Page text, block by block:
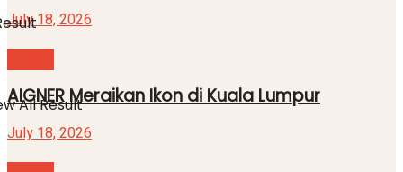
All Result
July 18, 2026
AIGNER Meraikan Ikon di Kuala Lumpur
July 18, 2026